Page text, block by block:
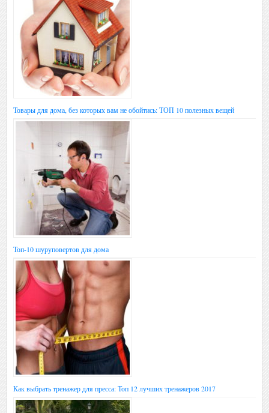
Товары для дома, без которых вам не обойтись: ТОП 10 полезных вещей
Топ-10 шуруповертов для дома
Как выбрать тренажер для пресса: Топ 12 лучших тренажеров 2017